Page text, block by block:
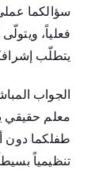
سؤالكما
فعلياً،
يتطلّب
الجواب
معلم حقيقي
طفلكما دون
تنظيمياً